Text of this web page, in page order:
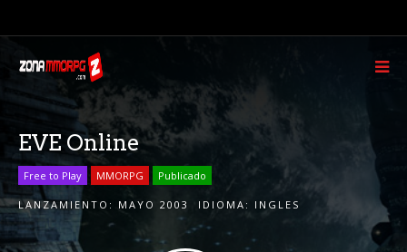
EVE Online
Free to Play MMORPG Publicado
LANZAMIENTO: MAYO 2003 IDIOMA: INGLES